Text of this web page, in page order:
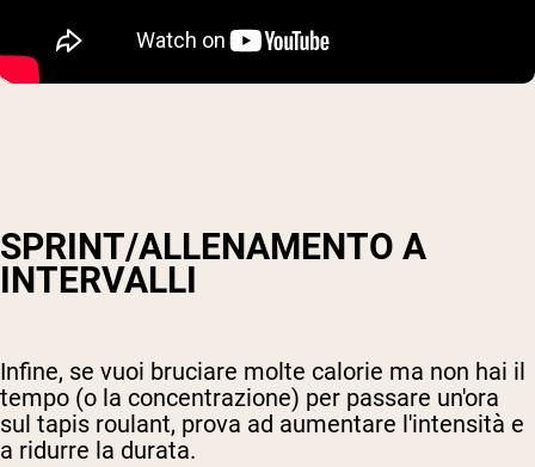
SPRINT/ALLENAMENTO A
INTERVALLI
Infine, se vuoi bruciare molte calorie ma non hai il
tempo (o la concentrazione) per passare un'ora
sul tapis roulant, prova ad aumentare l'intensità e
a ridurre la durata.